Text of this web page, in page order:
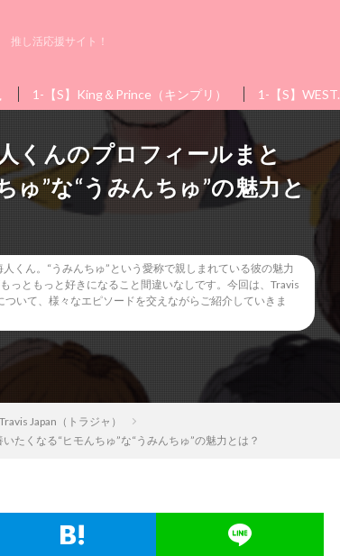
推し活応援サイト！
1-【S】King＆Prince（キンプリ） 1-【S】WEST.
くんのプロフィールまと
ゅ”な“うみんちゅ”の魅力と
くん。“うみんちゅ”という愛称で親しまれている彼の魅力
っともっと好きになること間違いなしです。今回は、Travis
いて、様々なエピソードを交えながらご紹介していきま
Japan（トラジャ）
たくなる“ヒモんちゅ”な“うみんちゅ”の魅力とは？